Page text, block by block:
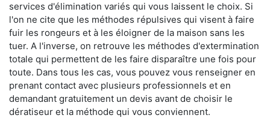
services d'élimination variés qui vous laissent le choix. Si
l'on ne cite que les méthodes répulsives qui visent à faire
fuir les rongeurs et à les éloigner de la maison sans les
tuer. A l'inverse, on retrouve les méthodes d'extermination
totale qui permettent de les faire disparaître une fois pour
toute. Dans tous les cas, vous pouvez vous renseigner en
prenant contact avec plusieurs professionnels et en
demandant gratuitement un devis avant de choisir le
dératiseur et la méthode qui vous conviennent.